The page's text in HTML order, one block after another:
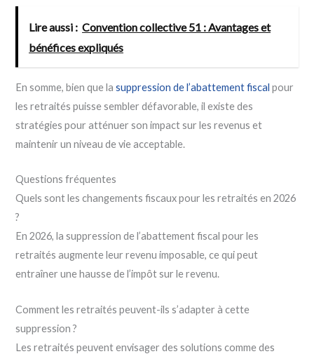
Lire aussi : Convention collective 51 : Avantages et
bénéfices expliqués
En somme, bien que lasuppression de l’abattement fiscal pour
les retraités puisse sembler défavorable, il existe des
stratégies pour atténuer son impact sur les revenus et
maintenir un niveau de vie acceptable.
Questions fréquentes
Quels sont les changements fiscaux pour les retraités en 2026
?
En 2026, la suppression de l’abattement fiscal pour les
retraités augmente leur revenu imposable, ce qui peut
entraîner une hausse de l’impôt sur le revenu.
Comment les retraités peuvent-ils s’adapter à cette
suppression ?
Les retraités peuvent envisager des solutions comme des